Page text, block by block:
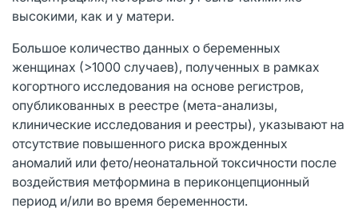
высокими, как и у матери.
Большое количество данных о беременных
женщинах (>1000 случаев), полученных в рамках
когортного исследования на основе регистров,
опубликованных в реестре (мета-анализы,
клинические исследования и реестры), указывают на
отсутствие повышенного риска врожденных
аномалий или фето/неонатальной токсичности после
воздействия метформина в периконцепционный
период и/или во время беременности.